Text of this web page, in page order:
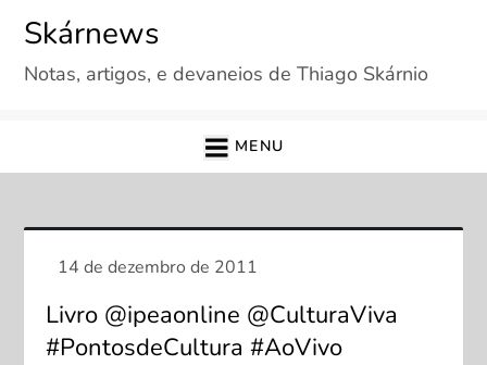
content
Skárnews
Notas, artigos, e devaneios de Thiago Skárnio
MENU
Livro @ipeaonline @CulturaViva
#PontosdeCultura #AoVivo